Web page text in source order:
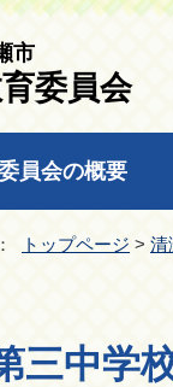
市
委員会
員会の概要
トップページ > 清
三中学